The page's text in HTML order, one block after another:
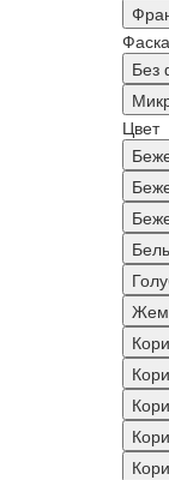
Фаска
Без
Цвет